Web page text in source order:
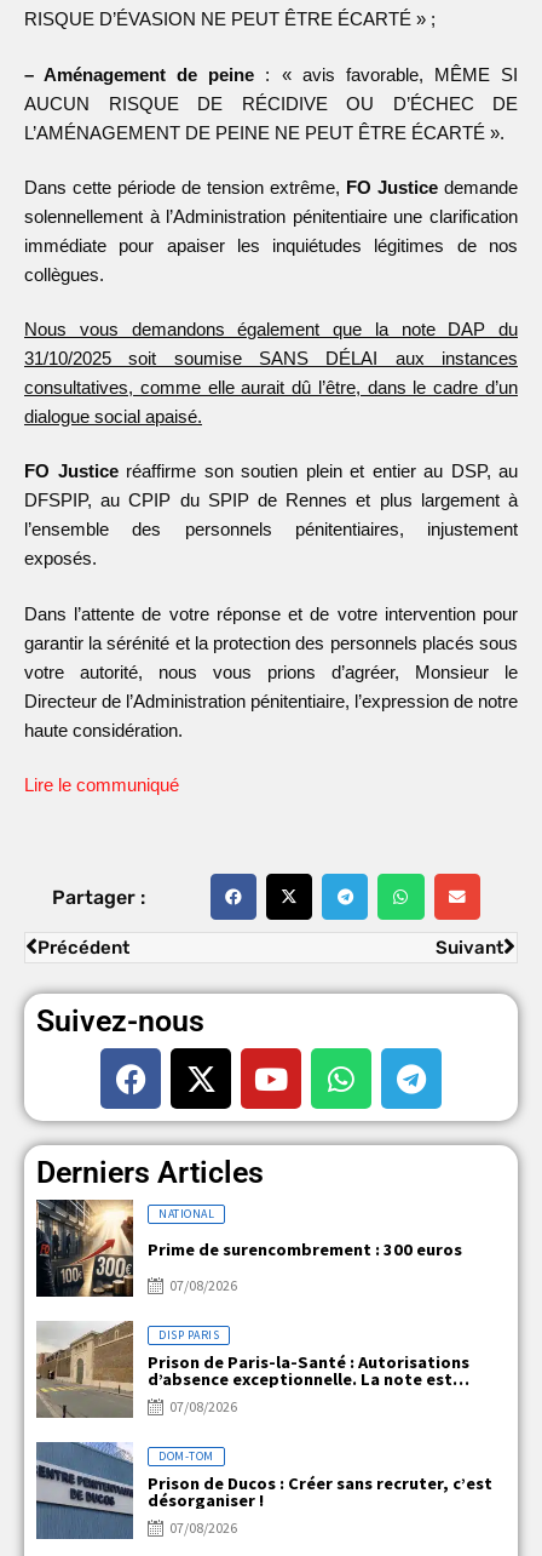
RISQUE D’ÉVASION NE PEUT ÊTRE ÉCARTÉ » ;
– Aménagement de peine : « avis favorable, MÊME SI
AUCUN RISQUE DE RÉCIDIVE OU D’ÉCHEC DE
L’AMÉNAGEMENT DE PEINE NE PEUT ÊTRE ÉCARTÉ ».
Dans cette période de tension extrême, FO Justice demande
solennellement à l’Administration pénitentiaire une clarification
immédiate pour apaiser les inquiétudes légitimes de nos
collègues.
Nous vous demandons également que la note DAP du
31/10/2025 soit soumise SANS DÉLAI aux instances
consultatives, comme elle aurait dû l’être, dans le cadre d’un
dialogue social apaisé.
FO Justiceréaffirme son soutien plein et entier au DSP, au
DFSPIP, au CPIP du SPIP de Rennes et plus largement à
l’ensemble des personnels pénitentiaires, injustement
exposés.
Dans l’attente de votre réponse et de votre intervention pour
garantir la sérénité et la protection des personnels placés sous
votre autorité, nous vous prions d’agréer, Monsieur le
Directeur de l’Administration pénitentiaire, l’expression de notre
haute considération.
Lire le communiqué
Partager :
Précédent Suivant
Suivez-nous
Derniers Articles
NATIONAL
Prime de surencombrement : 300 euros
07/08/2026
DISP PARIS
Prison de Paris-la-Santé : Autorisations
d’absence exceptionnelle. La note est
claire, mais la réalité ne l’est pas !
07/08/2026
DOM-TOM
Prison de Ducos : Créer sans recruter, c’est
désorganiser !
07/08/2026